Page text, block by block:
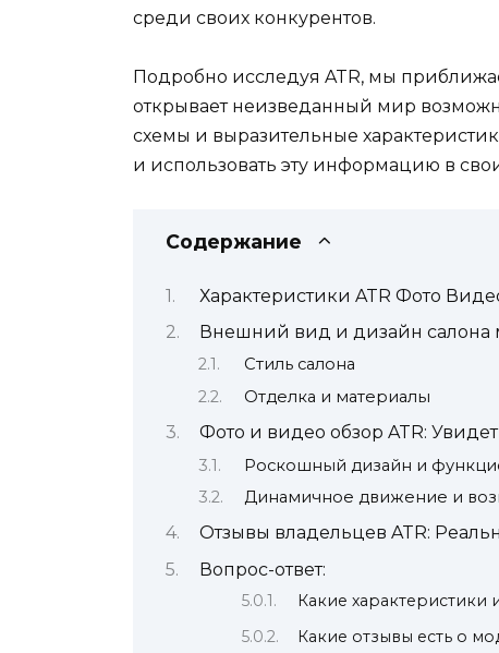
среди своих конкурентов.
Подробно исследуя ATR, мы
открывает неизведанный мир
схемы и выразительные
и использовать эту информацию в
Содержание
Характеристики ATR Фото
Внешний вид и дизайн салона
Стиль салона
Отделка и материалы
Фото и видео обзор ATR:
Роскошный дизайн и
Динамичное движение и
Отзывы владельцев ATR:
Вопрос-ответ:
Какие характеристики
Какие отзывы есть о